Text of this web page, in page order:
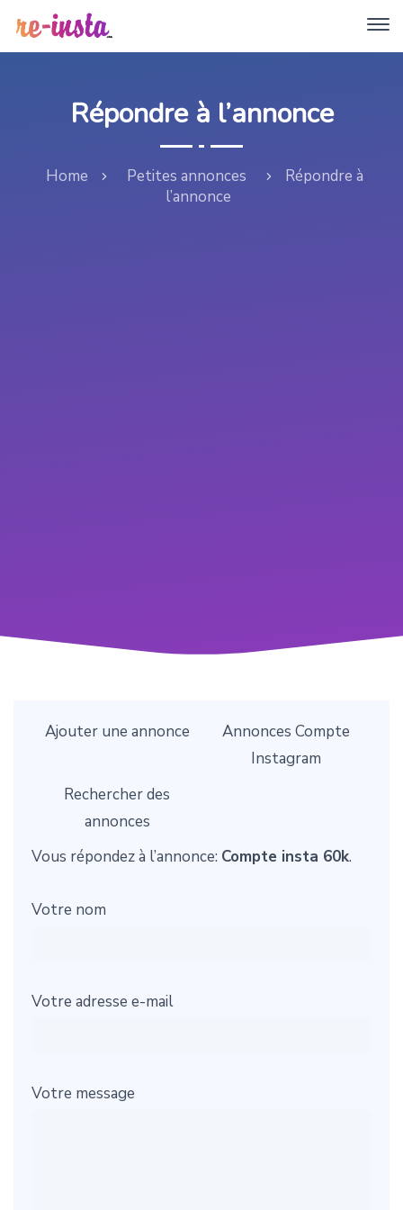
Répondre à l’annonce
Home Petites annonces
Répondre à
l’annonce
Ajouter une annonce
Annonces Compte
Instagram
Rechercher des
annonces
Vous répondez à l’annonce: Compte insta 60k.
Votre nom
Votre adresse e-mail
Votre message